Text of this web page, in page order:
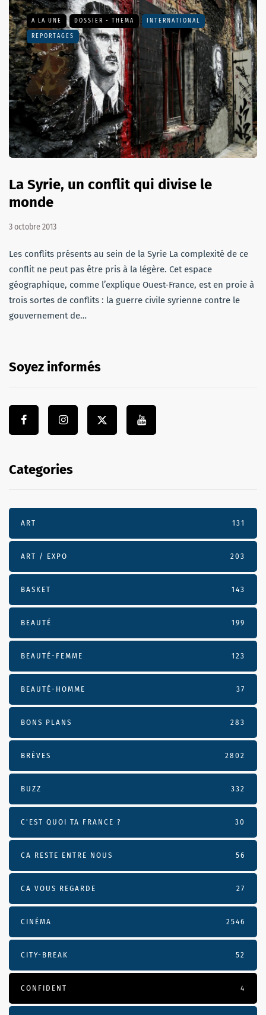
A LA UNE DOSSIER - THEMA INTERNATIONAL
REPORTAGES
La Syrie, un conflit qui divise le
monde
3 octobre 2013
Les conflits présents au sein de la Syrie La complexité de ce
conflit ne peut pas être pris à la légère. Cet espace
géographique, comme l’explique Ouest-France, est en proie à
trois sortes de conflits : la guerre civile syrienne contre le
gouvernement de…
Soyez informés
Categories
ART 131
ART / EXPO 203
BASKET 143
BEAUTÉ 199
BEAUTÉ-FEMME 123
BEAUTÉ-HOMME 37
BONS PLANS 283
BRÈVES 2802
BUZZ 332
C'EST QUOI TA FRANCE ? 30
CA RESTE ENTRE NOUS 56
CA VOUS REGARDE 27
CINÉMA 2546
CITY-BREAK 52
CONFIDENT 4